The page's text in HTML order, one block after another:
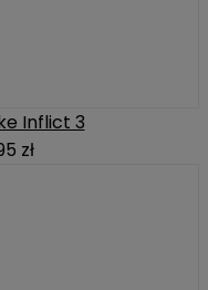
Inflict 3
zł